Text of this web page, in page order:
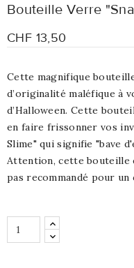
Bouteille Verre
CHF 13,50
Cette magnifique
d’originalité maléfique à
d’Halloween. Cette
en faire frissonner vos
Slime" qui signifie "bave
Attention, cette bouteille
pas recommandé pour